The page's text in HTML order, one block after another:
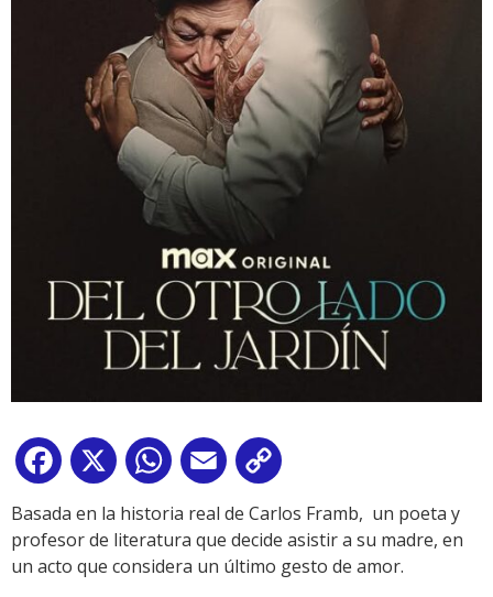
Facebook
X WhatsApp
Email
Link
Basada en la historia real de Carlos Framb, un poeta y
profesor de literatura que decide asistir a su madre, en
un acto que considera un último gesto de amor.